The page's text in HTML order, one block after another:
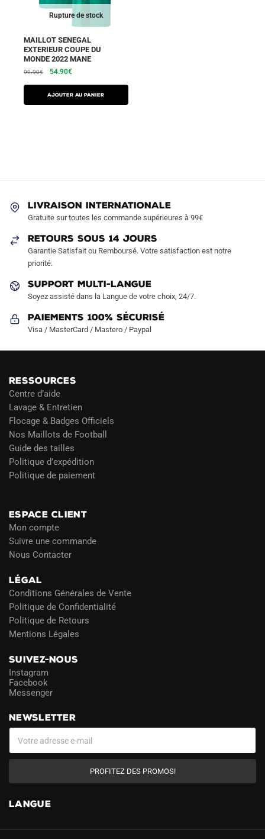
Rupture de stock
MAILLOT SENEGAL
EXTERIEUR COUPE DU
MONDE 2022 MANE
99.90€ 54.90€
AJOUTER AU PANIER
LIVRAISON INTERNATIONALE
Gratuite sur toutes les commande supérieures à 99€
RETOURS SOUS 14 JOURS
Garantie Satisfait ou Remboursé. Votre satisfaction est notre
priorité.
SUPPORT MULTI-LANGUE
Soyez assisté dans la Langue de votre choix, 24/7.
Paiements 100% Sécurisé
Visa / MasterCard / Mastero / Paypal
RESSOURCES
Centre d’aide
Lavage & Entretien
Flocage & Badges Officiels
Nos Maillots de Football
Guide des tailles
Politique d’expédition
Politique de paiement
ESPACE CLIENT
Mon compte
Suivre une commande
Nous Contacter
LÉGAL
Conditions Générales de Vente
Politique de Confidentialité
Politique de Retours
Mentions Légales
SUIVEZ-NOUS
Instagram
Facebook
Messenger
NEWSLETTER
PROFITEZ DES PROMOS!
LANGUE